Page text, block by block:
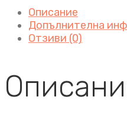
Описание
Допълнителна
Отзиви (0)